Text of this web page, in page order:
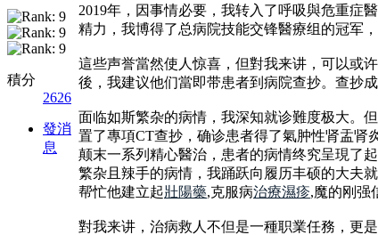
積分
2626
發消
息
2019年，因事情必要，我转入了呼吸與危重症
精力，我博得了总病院技能交锋醫療组的冠军
這些声誉當然使人惊喜，但對我来讲，可以或
後，我建议他们當即带患者到病院查抄。查抄
面临如斯繁杂的病情，我深知就诊難度极大。
置了專項CT查抄，确诊患者得了氣肿性肾盂肾
颠末一系列精心醫治，患者的病情终究呈現了
繁杂且辣手的病情，我踊跃向履历丰硕的大夫
帮忙他建立起壯陽藥,克服病治療濕疹,魔的刚强
對我来讲，治病救人不但是一種职業任務，更